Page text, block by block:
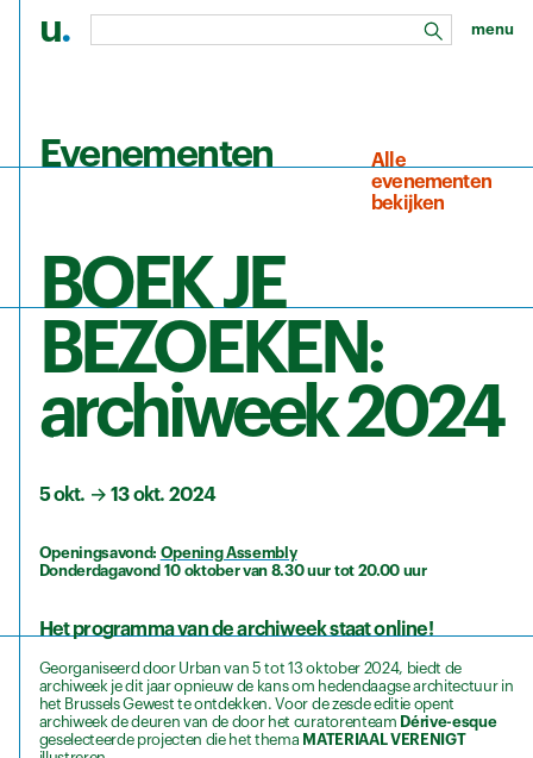
u. zoeken
menu
Evenementen
Alle
evenementen
bekijken
BOEK JE
BEZOEKEN:
archiweek 2024
5 okt. →13 okt. 2024
Openingsavond: Opening Assembly
Donderdagavond 10 oktober van 8.30 uur tot 20.00 uur
Het programma van de archiweek staat online!
Georganiseerd door Urban van 5 tot 13 oktober 2024, biedt de
archiweek je dit jaar opnieuw de kans om hedendaagse architectuur in
het Brussels Gewest te ontdekken. Voor de zesde editie opent
archiweek de deuren van de door het curatorenteam Dérive-esque
geselecteerde projecten die het thema MATERIAAL VERENIGT